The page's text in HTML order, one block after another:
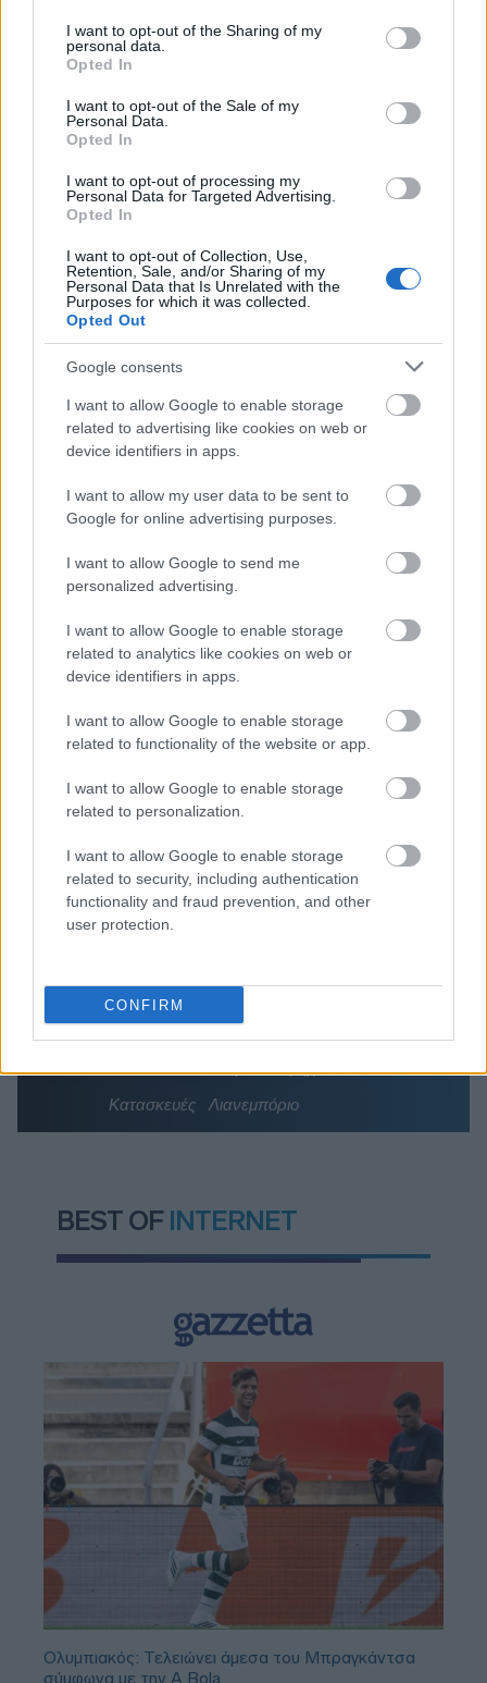
not limited to your visit or usage behaviour. You may click to
grant or deny consent to Google and its third-party tags to
use your data for below specified purposes in below Google
consent section.
I want to opt-out of the Sharing of my
personal data.
Opted In
I want to opt-out of the Sale of my
Personal Data.
Opted In
I want to opt-out of processing my
Personal Data for Targeted Advertising.
Opted In
I want to opt-out of Collection, Use,
Retention, Sale, and/or Sharing of my
Personal Data that Is Unrelated with the
Purposes for which it was collected.
Opted Out
Google consents
I want to allow Google to enable storage
related to advertising like cookies on web or
device identifiers in apps.
I want to allow my user data to be sent to
Google for online advertising purposes.
I want to allow Google to send me
personalized advertising.
I want to allow Google to enable storage
related to analytics like cookies on web or
device identifiers in apps.
I want to allow Google to enable storage
related to functionality of the website or app.
I want to allow Google to enable storage
related to personalization.
I want to allow Google to enable storage
related to security, including authentication
functionality and fraud prevention, and other
user protection.
CONFIRM
Στην Καταναλωτική Εμπιστοσύνη, οι αρνητικές
προβλέψεις των νοικοκυριών για την οικονομική
αντίστοιχα διατηρήθηκαν οι αντίστοιχες για τη
δική τους οικονομική κατάσταση. Παράλληλα,
ενισχύθηκαν σημαντικά οι προβλέψεις για
μείζονες αγορές ενώ διατηρήθηκε η πρόθεση
για αποταμίευση.
Ακολουθήστε τοinsider.gr στο Google News
πρώτοι όλες τιςειδήσειςαπό την Ελλάδα και τον κόσμο.
Διαβάζονται αυτή τη στιγμή
Πυρόπληκτοι: Ποιοι δικαιούνται έως 6.000 ευρώ,
επιδότηση ενοικίου και στεγαστική συνδρομή
Τρίτη χρονιά με διεθνές ρεκόρ εσόδων για τη
Πώς μπορείτε να βγείτε νωρίτερα στη σύνταξη
- Οι 3 κινήσεις που πρέπει να γίνουν εγκαίρως
TAGS: ΙΟΒΕ
Οικονομικό κλίμα
Κατασκευές
Λιανεμπόριο
BEST OF INTERNET
Ολυμπιακός: Τελειώνει άμεσα του Μπραγκάντσα
σύμφωνα με την A Bola